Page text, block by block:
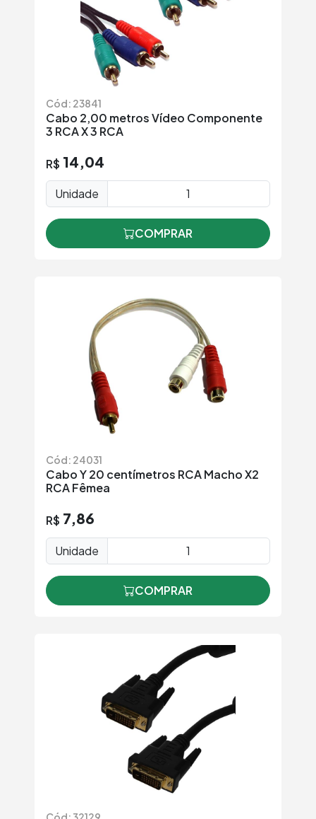
Cód: 23841
Cabo 2,00 metros Vídeo Componente
3 RCA X 3 RCA
R$ 14,04
Unidade
COMPRAR
Cód: 24031
Cabo Y 20 centímetros RCA Macho X2
RCA Fêmea
R$ 7,86
Unidade
COMPRAR